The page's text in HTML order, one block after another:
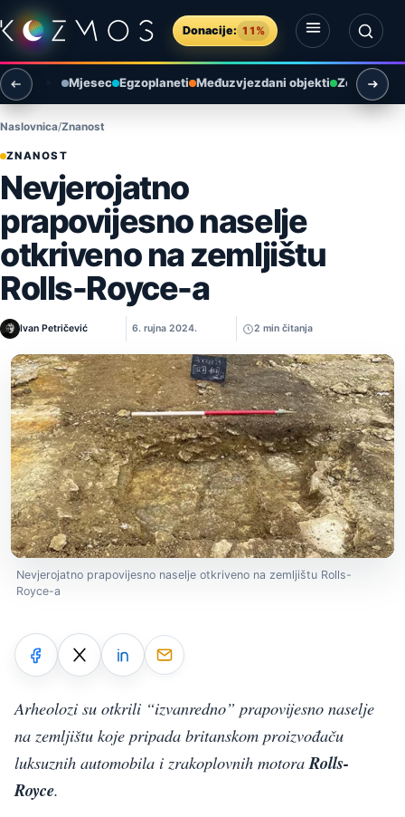
Preskoči na sadržaj
Donacije: 11%
Otvori izbornik
Otvori pretragu
Mjesec Egzoplaneti Međuzvjezdani objekti Zemlja i
Naslovnica Znanost
ZNANOST
Nevjerojatno
prapovijesno naselje
otkriveno na zemljištu
Rolls-Royce-a
Ivan Petričević 6. rujna 2024. 2 min čitanja
Nevjerojatno prapovijesno naselje otkriveno na zemljištu Rolls-
Royce-a
Arheolozi su otkrili “izvanredno” prapovijesno naselje
na zemljištu koje pripada britanskom proizvođaču
luksuznih automobila i zrakoplovnih motoraRolls-
Royce.